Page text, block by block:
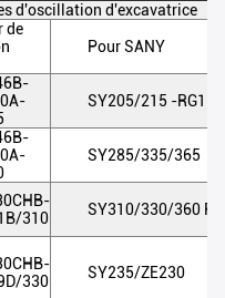
d'oscillation d'excavatrice
de
Pour SANY
SY205/215 -RG11D
SY285/335/365
310
SY310/330/360
330
SY235/ZE230